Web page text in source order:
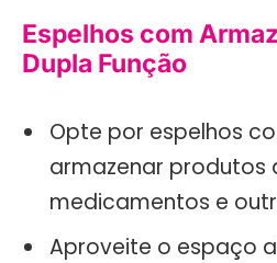
Espelhos com
Dupla Função
Opte por espelhos
armazenar produtos
medicamentos e
Aproveite o espaço